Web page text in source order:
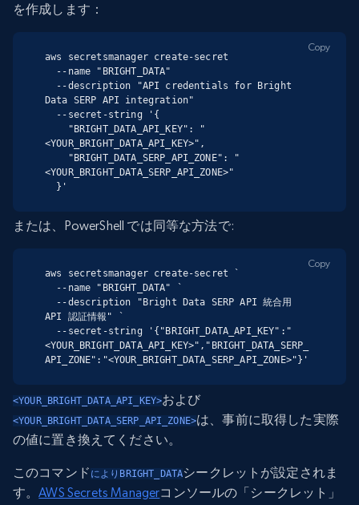
を作成します：
aws secretsmanager create-secret
Data SERP API integration"
<YOUR_BRIGHT_DATA_API_KEY>",
<YOUR_BRIGHT_DATA_SERP_API_ZONE>"
  }'
Copy
または、PowerShell では同等な方法で:
aws secretsmanager create-secret `
API 認証情報" `
<YOUR_BRIGHT_DATA_API_KEY>","BRIGHT_DATA_SERP_
API_ZONE":"<YOUR_BRIGHT_DATA_SERP_API_ZONE>"}'
Copy
<YOUR_BRIGHT_DATA_API_KEY>および
<YOUR_BRIGHT_DATA_SERP_API_ZONE>は、事前に取得した実際
の値に置き換えてください。
このコマンド によりBRIGHT_DATAシークレットが設定されま
す。AWS Secrets Managerコンソールの「シークレット」